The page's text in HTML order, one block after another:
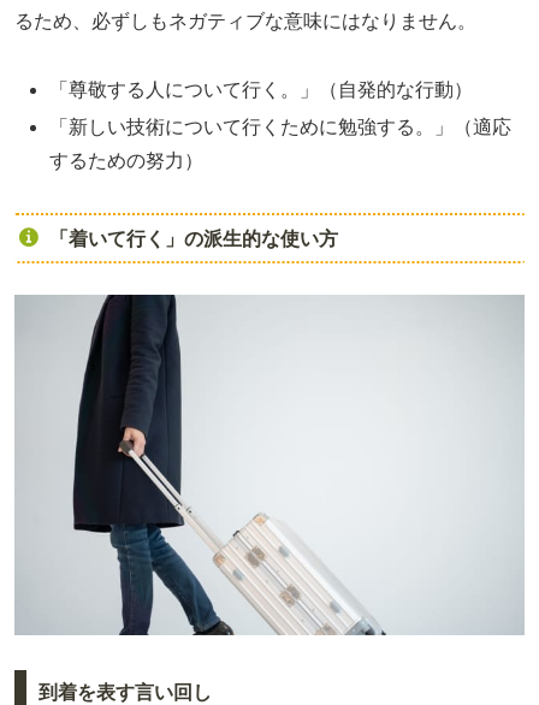
るため、必ずしもネガティブな意味にはなりません。
「尊敬する人について行く。」（自発的な行動）
「新しい技術について行くために勉強する。」（適応
するための努力）
「着いて行く」の派生的な使い方
到着を表す言い回し